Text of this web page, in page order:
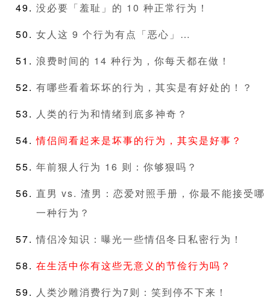
没必要「羞耻」的 10 种正常行为！
女人这 9 个行为有点「恶心」…
浪费时间的 14 种行为，你每天都在做！
有哪些看着坏坏的行为，其实是有好处的！？
人类的行为和情绪到底多神奇？
情侣间看起来是坏事的行为，其实是好事？
年前狠人行为 16 则：你够狠吗？
直男 vs. 渣男：恋爱对照手册，你最不能接受哪
一种行为？
情侣冷知识：曝光一些情侣冬日私密行为！
在生活中你有这些无意义的节俭行为吗？
人类沙雕消费行为7则：笑到停不下来！